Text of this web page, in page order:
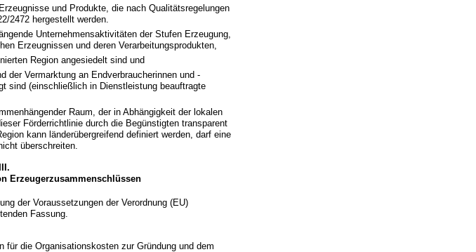
und Produkte, die nach Qualitätsregelungen
2472 hergestellt werden.
Unternehmensaktivitäten der Stufen Erzeugung,
Erzeugnissen und deren Verarbeitungsprodukten,
Region angesiedelt sind und
der Vermarktung an Endverbraucherinnen und -
sind (einschließlich in Dienstleistung beauftragte
Raum, der in Abhängigkeit der lokalen
Förderrichtlinie durch die Begünstigten transparent
kann länderübergreifend definiert werden, darf eine
überschreiten.
III.
Erzeugerzusammenschlüssen
der Voraussetzungen der Verordnung (EU)
Fassung.
für die Organisationskosten zur Gründung und dem